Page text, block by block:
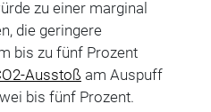
zu einer marginal
die geringere
bis zu fünf Prozent
Ausstoß am Auspuff
bis fünf Prozent.